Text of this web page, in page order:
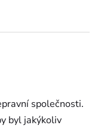
společnosti.
byl jakýkoliv